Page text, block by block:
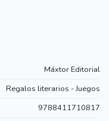
Máxtor Editorial
Regalos literarios - Juegos
9788411710817